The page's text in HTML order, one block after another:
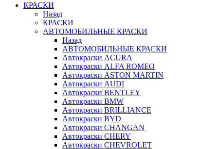
КРАСКИ
Назад
КРАСКИ
АВТОМОБИЛЬНЫЕ КРАСКИ
Назад
АВТОМОБИЛЬНЫЕ КРАСКИ
Автокраски ACURA
Автокраски ALFA ROMEO
Автокраски ASTON MARTIN
Автокраски AUDI
Автокраски BENTLEY
Автокраски BMW
Автокраски BRILLIANCE
Автокраски BYD
Автокраски CHANGAN
Автокраски CHERY
Автокраски CHEVROLET